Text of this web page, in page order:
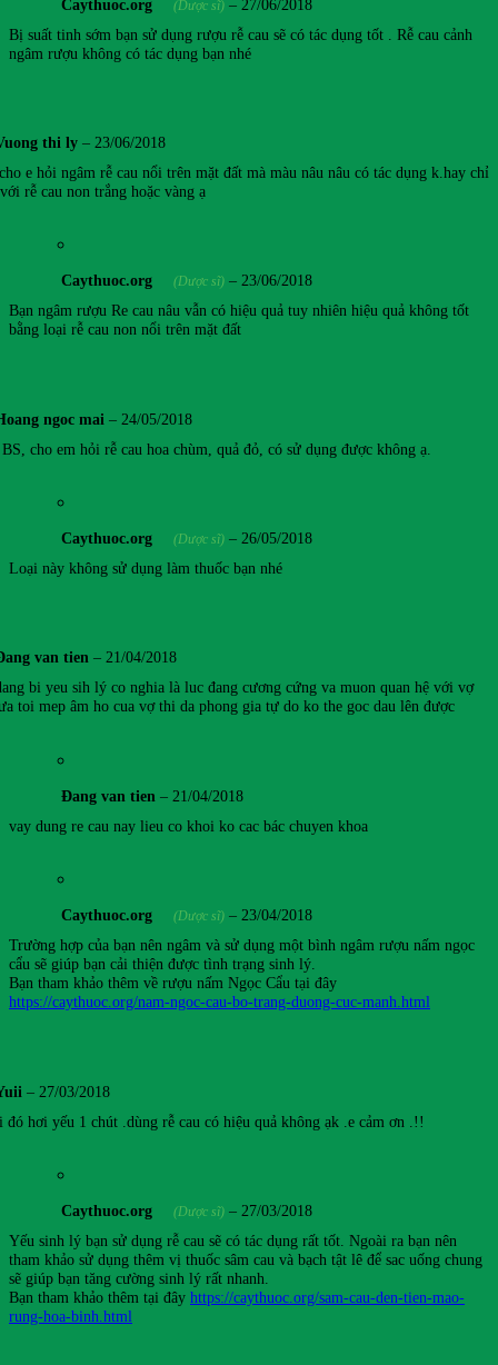
Caythuoc.org (Dược sĩ) – 27/06/2018
Bị suất tinh sớm bạn sử dụng rượu rễ cau sẽ có tác dụng tốt . Rễ cau cảnh
ngâm rượu không có tác dụng bạn nhé
thi ly – 23/06/2018
e hỏi ngâm rễ cau nổi trên mặt đất mà màu nâu nâu có tác dụng k.hay chỉ
rễ cau non trắng hoặc vàng ạ
Caythuoc.org (Dược sĩ) – 23/06/2018
Bạn ngâm rượu Re cau nâu vẫn có hiệu quả tuy nhiên hiệu quả không tốt
bằng loại rễ cau non nổi trên mặt đất
ngoc mai – 24/05/2018
cho em hỏi rễ cau hoa chùm, quả đỏ, có sử dụng được không ạ.
Caythuoc.org (Dược sĩ) – 26/05/2018
Loại này không sử dụng làm thuốc bạn nhé
van tien – 21/04/2018
bi yeu sih lý co nghia là luc đang cương cứng va muon quan hệ với vợ
toi mep âm ho cua vợ thi da phong gia tự do ko the goc dau lên được
Đang van tien – 21/04/2018
vay dung re cau nay lieu co khoi ko cac bác chuyen khoa
Caythuoc.org (Dược sĩ) – 23/04/2018
Trường hợp của bạn nên ngâm và sử dụng một bình ngâm rượu nấm ngọc
cẩu sẽ giúp bạn cải thiện được tình trạng sinh lý.
Bạn tham khảo thêm về rượu nấm Ngọc Cẩu tại đây
https://caythuoc.org/nam-ngoc-cau-bo-trang-duong-cuc-manh.html
– 27/03/2018
đó hơi yếu 1 chút .dùng rễ cau có hiệu quả không ạk .e cảm ơn .!!
Caythuoc.org (Dược sĩ) – 27/03/2018
Yếu sinh lý bạn sử dụng rễ cau sẽ có tác dụng rất tốt. Ngoài ra bạn nên
tham khảo sử dụng thêm vị thuốc sâm cau và bạch tật lê để sac uống chung
sẽ giúp bạn tăng cường sinh lý rất nhanh.
Bạn tham khảo thêm tại đây https://caythuoc.org/sam-cau-den-tien-mao-
rung-hoa-binh.html